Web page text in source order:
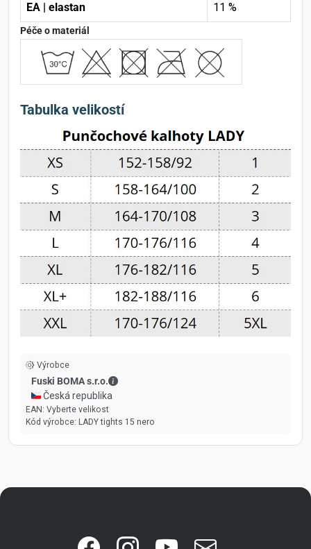
EA | elastan 11 %
Péče o materiál
Tabulka velikostí
Výrobce
Fuski BOMA s.r.o.
Fuski BOMA s.r.o. - Kontaktní údaje
🇨🇿 Česká republika
EAN: Vyberte velikost
Kód výrobce: LADY tights 15 nero